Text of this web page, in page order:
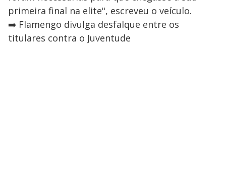
primeira final na elite", escreveu o veículo.
➡️ Flamengo divulga desfalque entre os
titulares contra o Juventude